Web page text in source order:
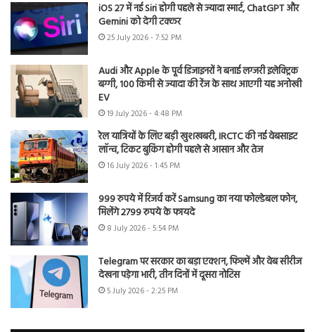
iOS 27 में नई Siri होगी पहले से ज्यादा स्मार्ट, ChatGPT और
Gemini को देगी टक्कर
25 July 2026 - 7:52 PM
Audi और Apple के पूर्व डिजाइनरों ने बनाई लग्जरी इलेक्ट्रिक
बग्गी, 100 किमी से ज्यादा की रेंज के साथ आएगी यह अनोखी
EV
19 July 2026 - 4:48 PM
रेल यात्रियों के लिए बड़ी खुशखबरी, IRCTC की नई वेबसाइट
लॉन्च, टिकट बुकिंग होगी पहले से आसान और तेज
16 July 2026 - 1:45 PM
999 रुपये में रिजर्व करें Samsung का नया फोल्डेबल फोन,
मिलेंगे 2799 रुपये के फायदे
8 July 2026 - 5:54 PM
Telegram पर सरकार का बड़ा एक्शन, फिल्में और वेब सीरीज
देखना पड़ेगा भारी, तीन दिनों में दूसरा नोटिस
5 July 2026 - 2:25 PM